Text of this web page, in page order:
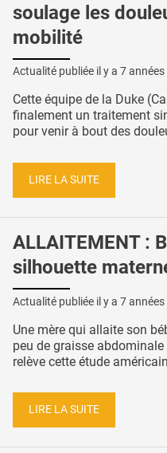
soulage les
mobilité
Actualité publiée il y a 7
Cette équipe de la Duke
finalement un traitement
pour venir à bout des
LIRE LA SUITE
ALLAITEMENT :
silhouette
Actualité publiée il y a 7
Une mère qui allaite son
peu de graisse
relève cette étude
LIRE LA SUITE